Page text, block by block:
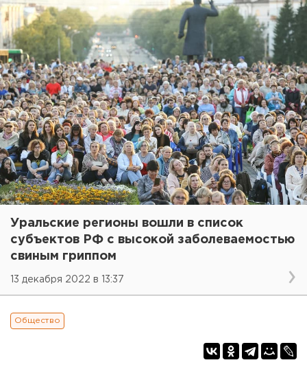
Уральские регионы вошли в список
субъектов РФ с высокой заболеваемостью
свиным гриппом
13 декабря 2022 в 13:37
Общество